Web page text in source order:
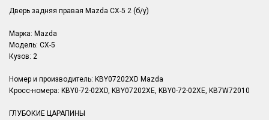
Дверь задняя правая Mazda CX-5 2 (б/у)
Марка: Mazda
Модель: CX-5
Кузов: 2
Номер и производитель: KBY07202XD Mazda
Кросс-номера: KBY0-72-02XD, KBY07202XE, KBY0-72-02XE, KB7W72010
ГЛУБОКИЕ ЦАРАПИНЫ